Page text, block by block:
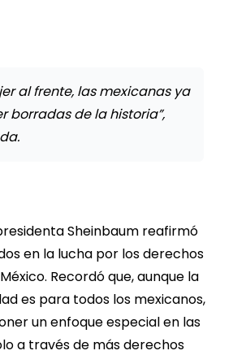
al frente, las mexicanas ya
borradas de la historia”,
Sheinbaum reafirmó
en la lucha por los derechos
Recordó que, aunque la
es para todos los mexicanos,
un enfoque especial en las
a través de más derechos